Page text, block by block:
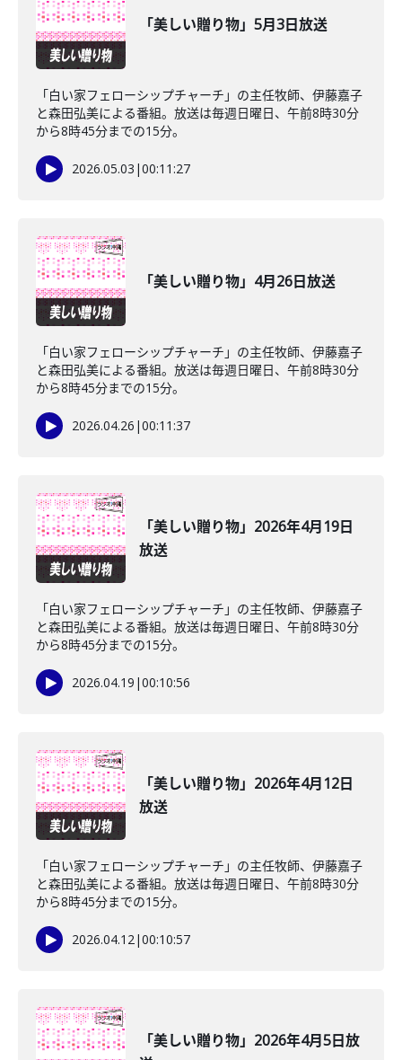
「美しい贈り物」5月3日放送
「白い家フェローシップチャーチ」の主任牧師、伊藤嘉子
と森田弘美による番組。放送は毎週日曜日、午前8時30分
から8時45分までの15分。
2026.05.03 |00:11:27
「美しい贈り物」4月26日放送
「白い家フェローシップチャーチ」の主任牧師、伊藤嘉子
と森田弘美による番組。放送は毎週日曜日、午前8時30分
から8時45分までの15分。
2026.04.26 |00:11:37
「美しい贈り物」2026年4月19日
放送
「白い家フェローシップチャーチ」の主任牧師、伊藤嘉子
と森田弘美による番組。放送は毎週日曜日、午前8時30分
から8時45分までの15分。
2026.04.19 |00:10:56
「美しい贈り物」2026年4月12日
放送
「白い家フェローシップチャーチ」の主任牧師、伊藤嘉子
と森田弘美による番組。放送は毎週日曜日、午前8時30分
から8時45分までの15分。
2026.04.12|00:10:57
「美しい贈り物」2026年4月5日放